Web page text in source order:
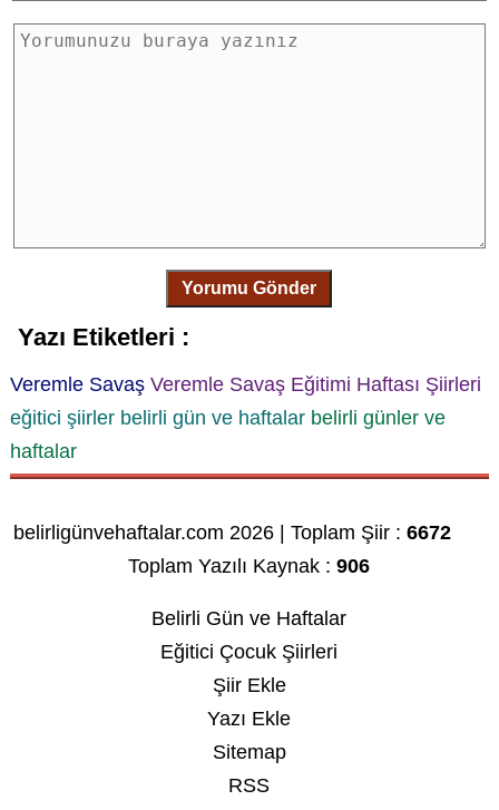
Yorumu Gönder
Yazı Etiketleri :
Veremle Savaş Veremle Savaş Eğitimi Haftası Şiirleri
eğitici şiirler belirli gün ve haftalar belirli günler ve
haftalar
belirligünvehaftalar.com 2026 | Toplam Şiir :6672
Toplam Yazılı Kaynak :906
Belirli Gün ve Haftalar
Eğitici Çocuk Şiirleri
Şiir Ekle
Yazı Ekle
Sitemap
RSS